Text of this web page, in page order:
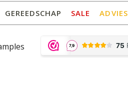
GEREEDSCHAP SALE ADVIES